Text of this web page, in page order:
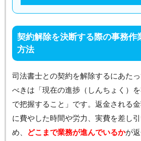
契約解除を決断する際の事務作
方法
司法書士との契約を解除するにあた
べきは「現在の進捗（しんちょく）
で把握すること」です。返金される
に費やした時間や労力、実費を差し
め、
どこまで業務が進んでいるかが